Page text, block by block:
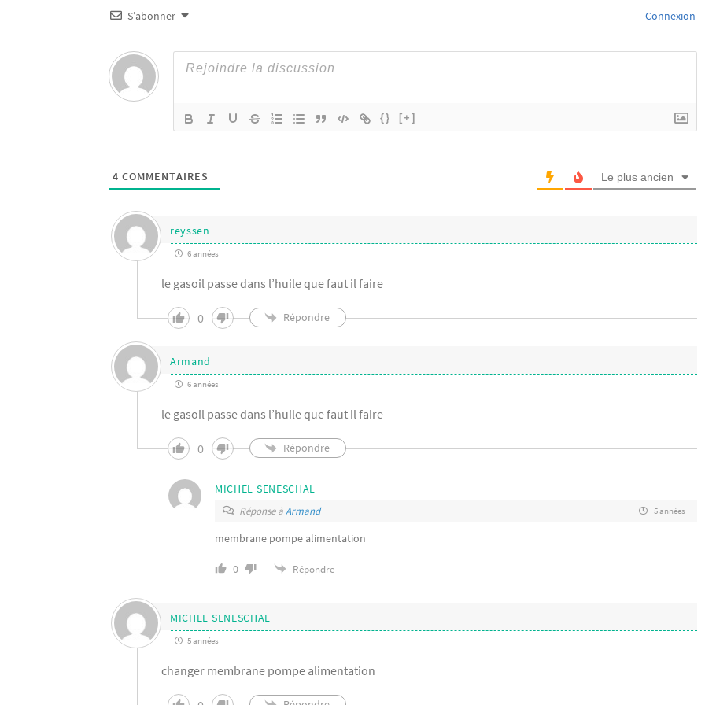
S’abonner Connexion
{} [+]
4 COMMENTAIRES Le plus ancien
reyssen
6 années
le gasoil passe dans l’huile que faut il faire
0 Répondre
Armand
6 années
le gasoil passe dans l’huile que faut il faire
0 Répondre
MICHEL SENESCHAL
Réponse àArmand 5 années
membrane pompe alimentation
0 Répondre
MICHEL SENESCHAL
5 années
changer membrane pompe alimentation